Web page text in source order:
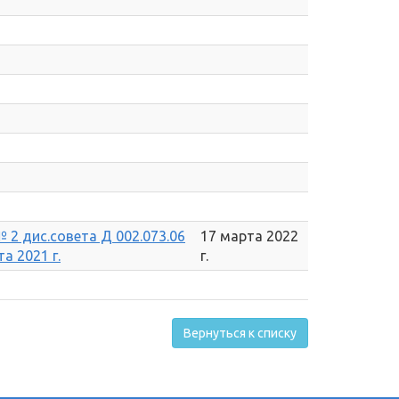
2 дис.совета Д 002.073.06
2021 г.
17 марта 2022
г.
Вернуться к списку